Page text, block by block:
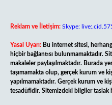
Reklam ve İletişim: Skype:
Yasal Uyarı: Bu internet sitesi,
hiçbir bağlantısı bulunmamaktadır.
makaleler paylaşılmaktadır. Burada
taşımamakta olup, gerçek kurum ve
yapılmamaktadır. Gerçek kurum ve
tesadüfidir. Sitemizdeki bilgiler taslak